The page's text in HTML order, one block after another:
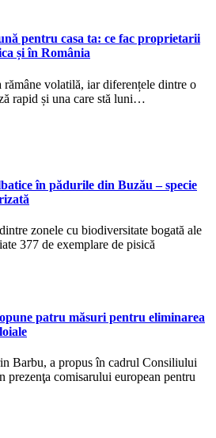
pentru casa ta: ce fac proprietarii
și în România
volatilă, iar diferențele dintre o
rapid și una care stă luni…
în pădurile din Buzău – specie
zonele cu biodiversitate bogată ale
377 de exemplare de pisică
patru măsuri pentru eliminarea
Barbu, a propus în cadrul Consiliului
comisarului european pentru